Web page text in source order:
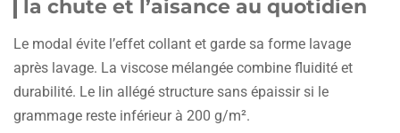
la chute et l’aisance au quotidien
Le modal évite l’effet collant et garde sa forme lavage
après lavage. La viscose mélangée combine fluidité et
durabilité. Le lin allégé structure sans épaissir si le
grammage reste inférieur à 200 g/m².